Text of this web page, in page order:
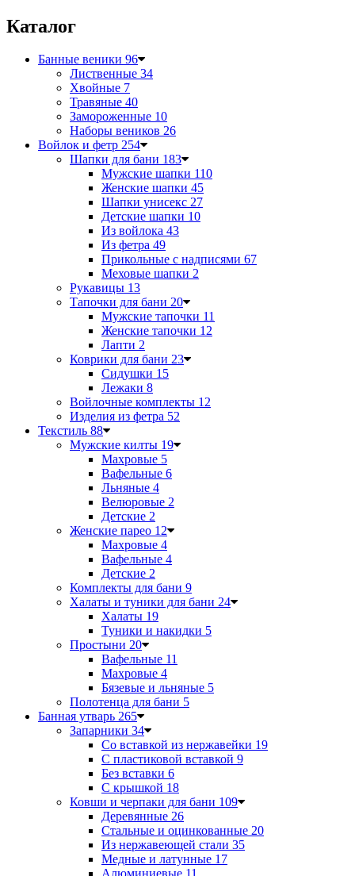
Каталог
Банные веники 96
Лиственные 34
Хвойные 7
Травяные 40
Замороженные 10
Наборы веников 26
Войлок и фетр 254
Шапки для бани 183
Мужские шапки 110
Женские шапки 45
Шапки унисекс 27
Детские шапки 10
Из войлока 43
Из фетра 49
Прикольные с надписями 67
Меховые шапки 2
Рукавицы 13
Тапочки для бани 20
Мужские тапочки 11
Женские тапочки 12
Лапти 2
Коврики для бани 23
Сидушки 15
Лежаки 8
Войлочные комплекты 12
Изделия из фетра 52
Текстиль 88
Мужские килты 19
Махровые 5
Вафельные 6
Льняные 4
Велюровые 2
Детские 2
Женские парео 12
Махровые 4
Вафельные 4
Детские 2
Комплекты для бани 9
Халаты и туники для бани 24
Халаты 19
Туники и накидки 5
Простыни 20
Вафельные 11
Махровые 4
Бязевые и льняные 5
Полотенца для бани 5
Банная утварь 265
Запарники 34
Со вставкой из нержавейки 19
С пластиковой вставкой 9
Без вставки 6
С крышкой 18
Ковши и черпаки для бани 109
Деревянные 26
Стальные и оцинкованные 20
Из нержавеющей стали 35
Медные и латунные 17